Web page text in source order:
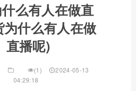
么有人在做直
为什么有人在做
直播呢)
(1)
2024-05-13
04:29:18